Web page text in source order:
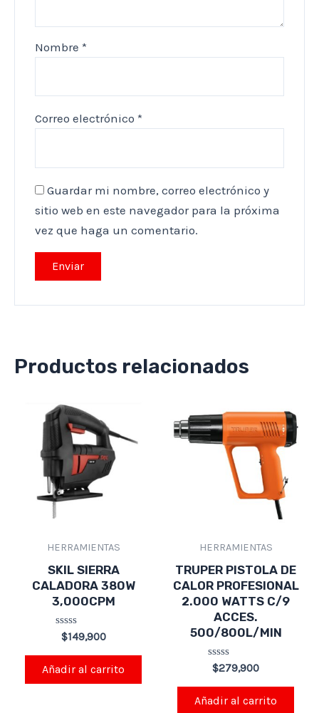
Nombre*
Correo electrónico*
Guardar mi nombre, correo electrónico y
sitio web en este navegador para la próxima
vez que haga un comentario.
Productos relacionados
HERRAMIENTAS
SKIL SIERRA
CALADORA 380W
3,000CPM
Valorado
en
0
de
5
$149,900
Añadir al carrito
HERRAMIENTAS
TRUPER PISTOLA DE
CALOR PROFESIONAL
2.000 WATTS C/9
ACCES.
500/800L/MIN
Valorado
en
0
de
5
$279,900
Añadir al carrito